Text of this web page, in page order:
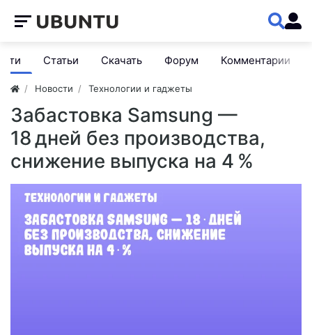
Статьи Скачать Форум Комментарии
Новости Технологии и гаджеты
Забастовка Samsung —
18 дней без производства,
снижение выпуска на 4 %